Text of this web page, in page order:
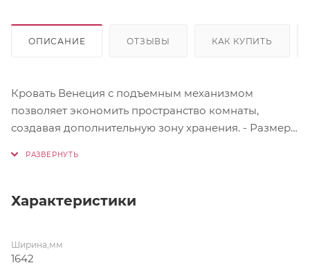
ОПИСАНИЕ ОТЗЫВЫ КАК КУПИТЬ
Кровать Венеция с подъемным механизмом
позволяет экономить пространство комнаты,
создавая дополнительную зону хранения. - Размер
Характеристики
Ширина,мм
1642